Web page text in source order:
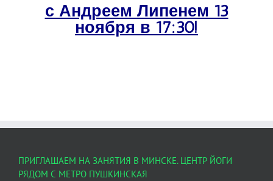
с Андреем Липенем 13
ноября в 17:30!
ПРИГЛАШАЕМ НА ЗАНЯТИЯ В МИНСКЕ. ЦЕНТР ЙОГИ
РЯДОМ С МЕТРО ПУШКИНСКАЯ